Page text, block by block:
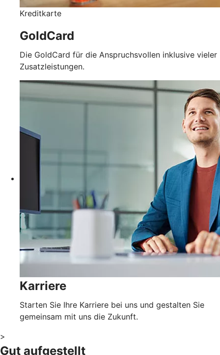
Kreditkarte
GoldCard
Die GoldCard für die Anspruchsvollen inklusive vieler
Zusatzleistungen.
Karriere
Starten Sie Ihre Karriere bei uns und gestalten Sie
gemeinsam mit uns die Zukunft.
>
Gut aufgestellt